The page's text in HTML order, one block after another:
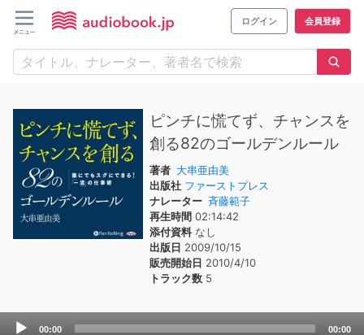
ログイン 会員登録
ピンチに慌てず、チャンスを
創る82のゴールデンルール
著者 大串亜由美
出版社 ファーストプレス
ナレーター 斉藤範子
再生時間 02:14:42
添付資料なし
出版日 2009/10/15
販売開始日 2010/4/10
トラック数 5
Audio
00:00 00:00